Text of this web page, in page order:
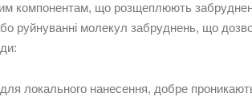
компонентам, що розщеплюють
руйнуванні молекул забруднень, що
для локального нанесення, добре